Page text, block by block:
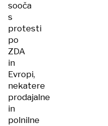
sooča
s
protesti
po
ZDA
in
Evropi,
nekatere
prodajalne
in
polnilne